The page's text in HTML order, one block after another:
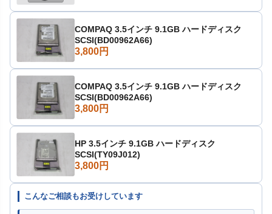
COMPAQ 3.5インチ 9.1GB ハードディスク
SCSI(BD00962A66)
3,800円
COMPAQ 3.5インチ 9.1GB ハードディスク
SCSI(BD00962A66)
3,800円
HP 3.5インチ 9.1GB ハードディスク
SCSI(TY09J012)
3,800円
こんなご相談もお受けしています